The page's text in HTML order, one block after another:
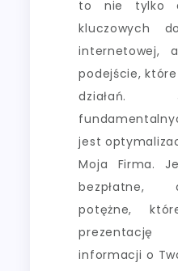
to nie tylko
kluczowych
internetowej,
podejście,
działań.
jest
Moja Firma.
bezpłatne,
potężne,
prezentację
informacji o